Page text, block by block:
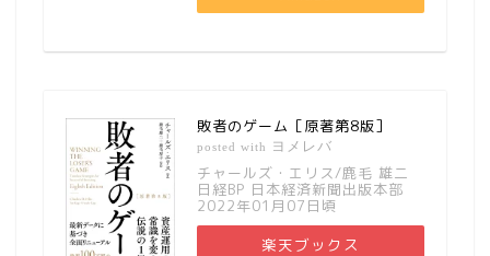
敗者のゲーム［原著第8版］
posted with ヨメレバ
チャールズ・エリス/鹿毛 雄二
日経BP 日本経済新聞出版本部
2022年01月07日頃
楽天ブックス